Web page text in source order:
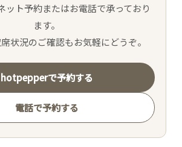
ット予約またはお電話で承っており
ます。
状況のご確認もお気軽にどうぞ。
hotpepperで予約する
電話で予約する